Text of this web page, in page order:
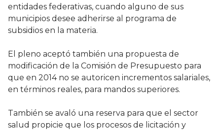
entidades federativas, cuando alguno de sus
municipios desee adherirse al programa de
subsidios en la materia.
El pleno aceptó también una propuesta de
modificación de la Comisión de Presupuesto para
que en 2014 no se autoricen incrementos salariales,
en términos reales, para mandos superiores.
También se avaló una reserva para que el sector
salud propicie que los procesos de licitación y